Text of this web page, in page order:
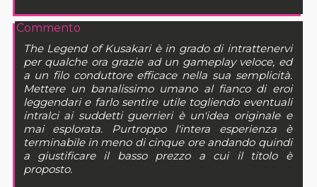
Commento
The Legend of Kusakari è in grado di intrattenervi
per qualche ora grazie ad un gameplay veloce, ed
a un filo conduttore efficace nella sua semplicità.
Mettere un banalissimo umano al fianco di eroi
leggendari e farlo sentire utile togliendo eventuali
intralci ai suddetti guerrieri è un'idea originale e
mai esplorata. Purtroppo l'intera esperienza è
terminabile in meno di cinque ore andando quindi
a giustificare il basso prezzo a cui il titolo è
proposto.